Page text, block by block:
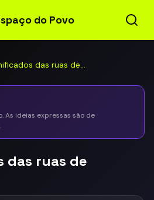
do Povo
das ruas de…
As ideias expressas são de
das ruas de